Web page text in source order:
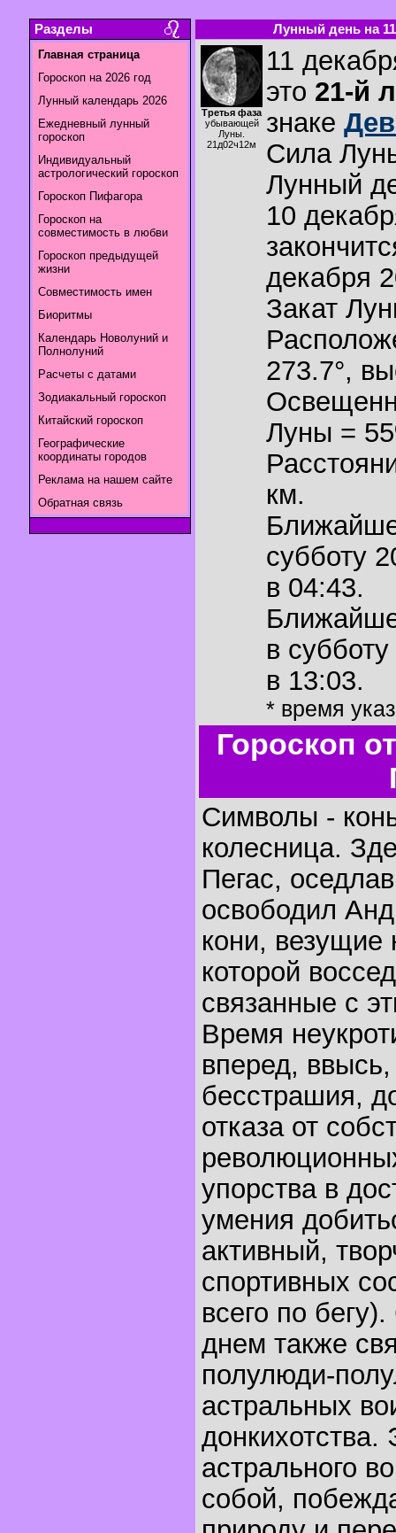
Разделы
Главная страница
Гороскоп на 2026 год
Лунный календарь 2026
Ежедневный лунный
гороскоп
Индивидуальный
астрологический гороскоп
Гороскоп Пифагора
Гороскоп на
совместимость в любви
Гороскоп предыдущей
жизни
Совместимость имен
Биоритмы
Календарь Новолуний и
Полнолуний
Расчеты с датами
Зодиакальный гороскоп
Китайский гороскоп
Географические
координаты городов
Реклама на нашем сайте
Обратная связь
Лунный день на
Третья фаза
убывающей
Луны.
21д02ч12м
11
это 21-й
знаке
Сила
Лунный
10
декабря
Закат
273.7°,
Луны =
км.
субботу
в 04:43.
в
в 13:03.
* время
Гороскоп
Символы -
колесница.
Пегас,
освободил
кони, везущие
которой
связанные с
Время
вперед,
бесстрашия,
отказа от
упорства в
умения
активный,
спортивных
всего по
днем также
полулюди-
астральных
астрального
собой,